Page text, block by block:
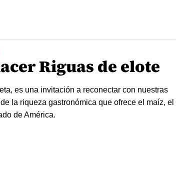
Riguas de elote
es una invitación a reconectar con nuestras
la riqueza gastronómica que ofrece el maíz, el
de América.